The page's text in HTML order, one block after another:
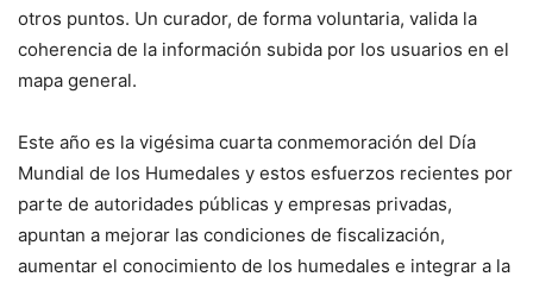
otros puntos. Un curador, de forma voluntaria, valida la
coherencia de la información subida por los usuarios en el
mapa general.
Este año es la vigésima cuarta conmemoración del Día
Mundial de los Humedales y estos esfuerzos recientes por
parte de autoridades públicas y empresas privadas,
apuntan a mejorar las condiciones de fiscalización,
aumentar el conocimiento de los humedales e integrar a la